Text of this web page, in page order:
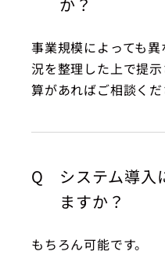
か？
事業規模によっても
況を整理した上で提
算があればご相談くだ
システム導入
ますか？
Q
もちろん可能です。